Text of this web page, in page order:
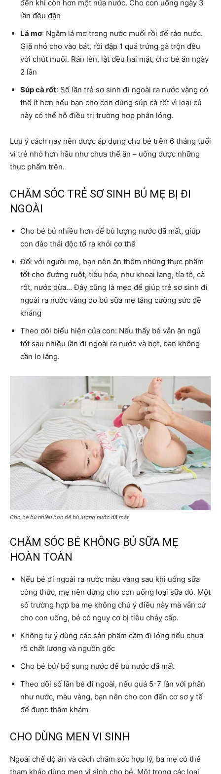
đến khi còn hơn một nửa nước. Cho con uống ngày 3
lần đều đặn
Lá mơ: Ngâm lá mơ trong nước muối rồi để ráo nước.
Giã nhỏ cho vào bát, rồi đập 1 quả trứng gà trộn đều
với chút muối. Rán lên, lật đều hai mặt, cho bé ăn ngày
2 lần
Súp cà rốt: Số lần trẻ sơ sinh đi ngoài ra nước vàng có
thể ít hơn nếu bạn cho con dùng súp cà rốt vì loại củ
này có thể hỗ điều trị trường hợp phân lỏng.
Lưu ý cách này nên được áp dụng cho bé trên 6 tháng tuổi
vì trẻ nhỏ hơn hầu như chưa thể ăn – uống được những
thực phẩm trên.
CHĂM SÓC TRẺ SƠ SINH BÚ MẸ BỊ ĐI
NGOÀI
Cho bé bú nhiều hơn để bù lượng nước đã mất, giúp
con đào thải độc tố ra khỏi cơ thể
Đối với người mẹ, bạn nên ăn thêm những thực phẩm
tốt cho đường ruột, tiêu hóa, như khoai lang, tía tô, cà
rốt, nước dừa… Đây cũng là mẹo để giúp trẻ sơ sinh đi
ngoài ra nước vàng do bú sữa mẹ tăng cường sức đề
kháng
Theo dõi biểu hiện của con: Nếu thấy bé vẫn ăn ngủ
tốt sau nhiều lần đi ngoài ra nước và bọt, bạn không
cần lo lắng.
Cho bé bú nhiều hơn để bù lượng nước đã mất
CHĂM SÓC BÉ KHÔNG BÚ SỮA MẸ
HOÀN TOÀN
Nếu bé đi ngoài ra nước màu vàng sau khi uống sữa
công thức, mẹ nên dừng cho con uống loại sữa đó. Một
số trường hợp ba mẹ không chú ý điều này mà vẫn cứ
cho con uống, bé có nguy cơ bị tiêu chảy cấp.
Không tự ý dùng các sản phẩm cầm đi lỏng nếu chưa
rõ chất lượng và nguồn gốc
Cho bé bú/ bổ sung nước để bù nước đã mất
Theo dõi số lần bé đi ngoài, nếu quá 5-7 lần với phân
như nước, màu vàng, bạn nên cho con đến cơ sơ y tế
để được thăm khám
CHO DÙNG MEN VI SINH
Ngoài chế độ ăn và cách chăm sóc hợp lý, ba mẹ có thể
tham khảo dùng men vi sinh cho bé. Một trong các loại